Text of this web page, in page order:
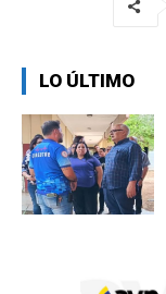
LO ÚLTIMO